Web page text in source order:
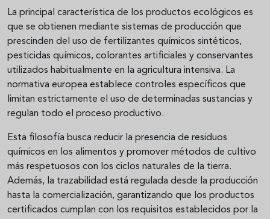
La principal característica de los productos ecológicos es
que se obtienen mediante sistemas de producción que
prescinden del uso de fertilizantes químicos sintéticos,
pesticidas químicos, colorantes artificiales y conservantes
utilizados habitualmente en la agricultura intensiva. La
normativa europea establece controles específicos que
limitan estrictamente el uso de determinadas sustancias y
regulan todo el proceso productivo.
Esta filosofía busca reducir la presencia de residuos
químicos en los alimentos y promover métodos de cultivo
más respetuosos con los ciclos naturales de la tierra.
Además, la trazabilidad está regulada desde la producción
hasta la comercialización, garantizando que los productos
certificados cumplan con los requisitos establecidos por la